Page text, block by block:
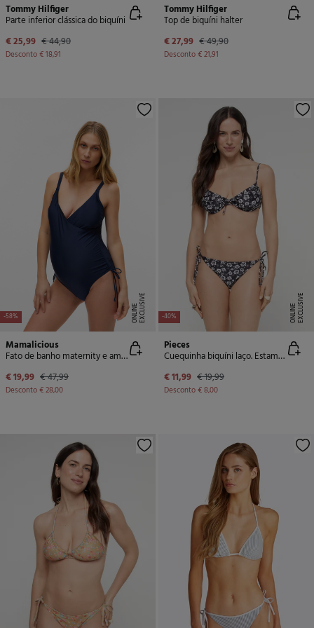
Tommy Hilfiger
Parte inferior clássica do biquíni
€ 25,99 € 44,90
Desconto€ 18,91
Tommy Hilfiger
Top de biquíni halter
€ 27,99 € 49,90
Desconto€ 21,91
-58% E
X
C
L
U
SI
V
E
O
N
LI
N
E
Mamalicious
Fato de banho maternity e amamentação
€ 19,99 € 47,99
Desconto€ 28,00
-40% E
X
C
L
U
SI
V
E
O
N
LI
N
E
Pieces
Cuequinha biquíni laço. Estampado de flores.
€ 11,99 € 19,99
Desconto€ 8,00